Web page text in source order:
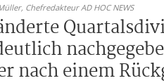
Chefredakteur AD HOC NEWS
einem